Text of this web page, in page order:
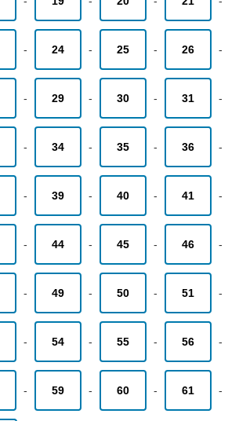
- 24 - 25 - 26 -
- 29 - 30 - 31 -
- 34 - 35 - 36 -
- 39 - 40 - 41 -
- 44 - 45 - 46 -
- 49 - 50 - 51 -
- 54 - 55 - 56 -
- 59 - 60 - 61 -